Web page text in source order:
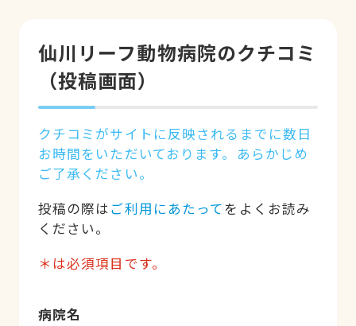
仙川リーフ動物病院のクチコミ
（投稿画面）
クチコミがサイトに反映されるまでに数日
お時間をいただいております。あらかじめ
ご了承ください。
投稿の際はご利用にあたってをよくお読み
ください。
＊は必須項目です。
病院名